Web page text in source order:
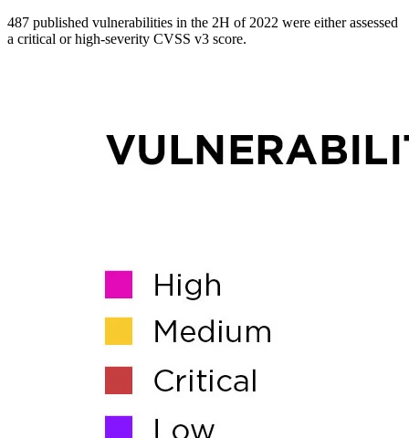
487 published vulnerabilities in the 2H of 2022 were either assessed
a critical or high-severity CVSS v3 score.